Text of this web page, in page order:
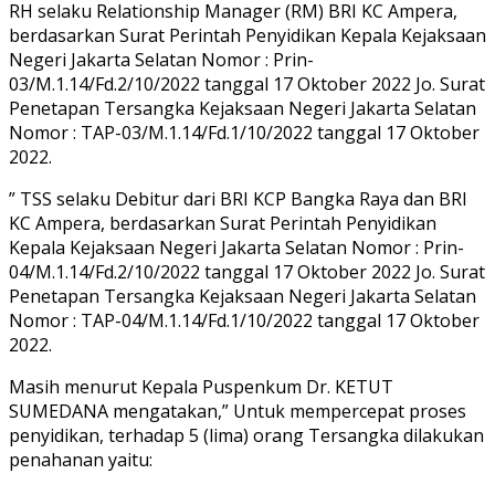
RH selaku Relationship Manager (RM) BRI KC Ampera,
berdasarkan Surat Perintah Penyidikan Kepala Kejaksaan
Negeri Jakarta Selatan Nomor : Prin-
03/M.1.14/Fd.2/10/2022 tanggal 17 Oktober 2022 Jo. Surat
Penetapan Tersangka Kejaksaan Negeri Jakarta Selatan
Nomor : TAP-03/M.1.14/Fd.1/10/2022 tanggal 17 Oktober
2022.
” TSS selaku Debitur dari BRI KCP Bangka Raya dan BRI
KC Ampera, berdasarkan Surat Perintah Penyidikan
Kepala Kejaksaan Negeri Jakarta Selatan Nomor : Prin-
04/M.1.14/Fd.2/10/2022 tanggal 17 Oktober 2022 Jo. Surat
Penetapan Tersangka Kejaksaan Negeri Jakarta Selatan
Nomor : TAP-04/M.1.14/Fd.1/10/2022 tanggal 17 Oktober
2022.
Masih menurut Kepala Puspenkum Dr. KETUT
SUMEDANA mengatakan,” Untuk mempercepat proses
penyidikan, terhadap 5 (lima) orang Tersangka dilakukan
penahanan yaitu: